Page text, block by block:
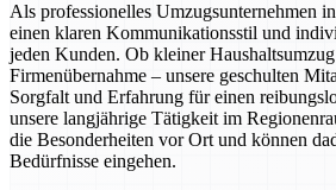
Als professionelles Umzugsunternehmen
einen klaren Kommunikationsstil und
jeden Kunden. Ob kleiner
Firmenübernahme – unsere geschulten
Sorgfalt und Erfahrung für einen
unsere langjährige Tätigkeit im
die Besonderheiten vor Ort und können
Bedürfnisse eingehen.